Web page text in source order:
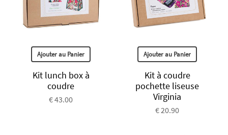
Ajouter au Panier
Kit lunch box à
coudre
€ 43.00
Ajouter au Panier
Kit à coudre
pochette liseuse
Virginia
€ 20.90